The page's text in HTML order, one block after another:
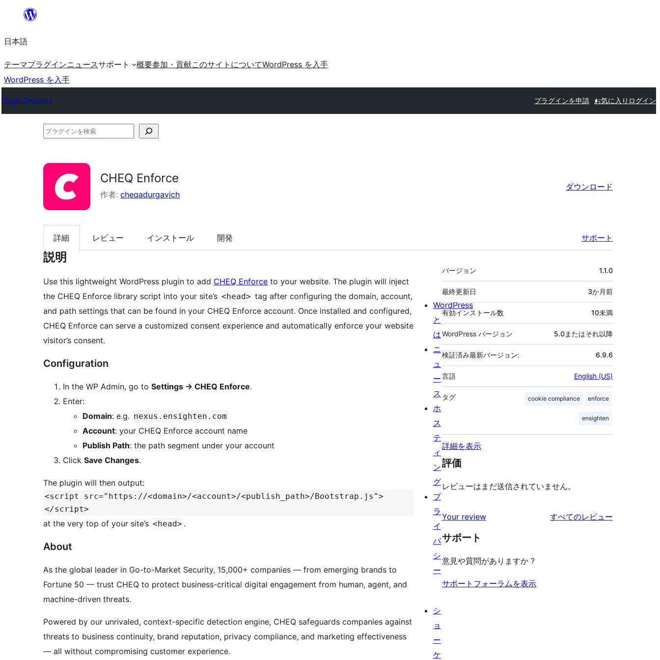
を
ッ
プ
日本語
テーマプラグインニュースサポート 概要参加・貢献このサイトについてWordPress を入手
WordPress を入手
Plugin Directory プラグインを申請 お気に入り ログイン
プ
を
CHEQ Enforce
作者: cheqadurgavich
ダウンロード
詳細 レビュー インストール 開発 サポート
説明
Use this lightweight WordPress plugin to add CHEQ Enforce to your website. The plugin will inject
the CHEQ Enforce library script into your site’s <head> tag after configuring the domain, account,
and path settings that can be found in your CHEQ Enforce account. Once installed and configured,
CHEQ Enforce can serve a customized consent experience and automatically enforce your website
visitor’s consent.
Configuration
In the WP Admin, go to Settings → CHEQ Enforce.
Enter:
Domain: e.g. nexus.ensighten.com
Account: your CHEQ Enforce account name
Publish Path: the path segment under your account
Click Save Changes.
The plugin will then output:
<script src="https://<domain>/<account>/<publish_path>/Bootstrap.js">
</script>
at the very top of your site’s <head> .
About
As the global leader in Go-to-Market Security, 15,000+ companies — from emerging brands to
Fortune 50 — trust CHEQ to protect business-critical digital engagement from human, agent, and
machine-driven threats.
Powered by our unrivaled, context-specific detection engine, CHEQ safeguards companies against
threats to business continuity, brand reputation, privacy compliance, and marketing effectiveness
— all without compromising customer experience.
メ
タ
バージョン 1.1.0
最終更新日 3か月前
有効インストール数 10未満
WordPress バージョン 5.0またはそれ以降
検証済み最新バージョン: 6.9.6
言語 English (US)
タグ cookie compliance enforce
ensighten
詳細を表示
評価
レビューはまだ送信されていません。
Your review すべてのレビュー
サポート
意見や質問がありますか ?
サポートフォーラムを表示
WordPress
と
は
ニ
ュ
ー
ス
ホ
ス
テ
ィ
ン
グ
プ
ラ
イ
バ
シ
ー
シ
ョ
ー
ケ